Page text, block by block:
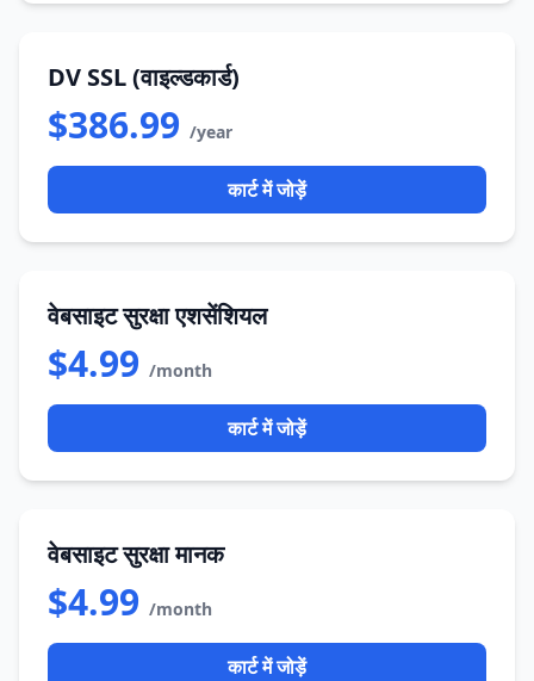
DV SSL (वाइल्डकार्ड)
$386.99 /year
कार्ट में जोड़ें
वेबसाइट सुरक्षा एशसेंशियल
$4.99 /month
कार्ट में जोड़ें
वेबसाइट सुरक्षा मानक
$4.99 /month
कार्ट में जोड़ें